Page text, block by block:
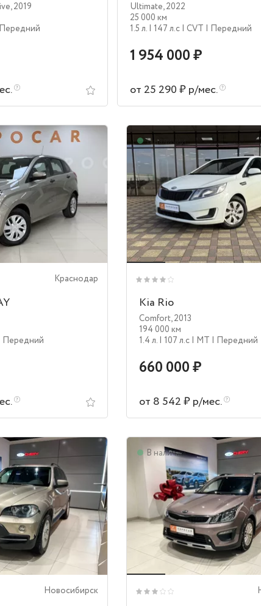
,2019
Ultimate,2022
25 000 км
1.5 л. | 147 л.c | CVT | Передний
1 954 000 ₽
от 25 290 ₽ р/мес.
Краснодар
Передний
В наличии
Kia Rio
Comfort,2013
194 000 км
1.4 л. | 107 л.c | MT | Передний
660 000 ₽
от 8 542 ₽ р/мес.
Новосибирск
В наличии